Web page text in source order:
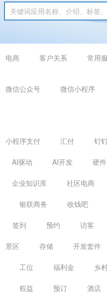
电商 客户关系 常用
微信公众号 微信小程序
小程序支付 汇付 钉
AI驱动 AI开发 硬件
企业知识库 社区电商
银联商务 收钱吧
签到 预约 访客
景区 存储 开发套件
工位 福利金 乡
权益 预订 酒店